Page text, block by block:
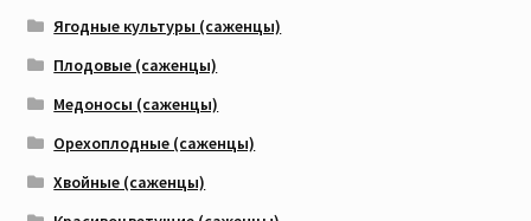
Ягодные культуры (саженцы)
Плодовые (саженцы)
Медоносы (саженцы)
Орехоплодные (саженцы)
Хвойные (саженцы)